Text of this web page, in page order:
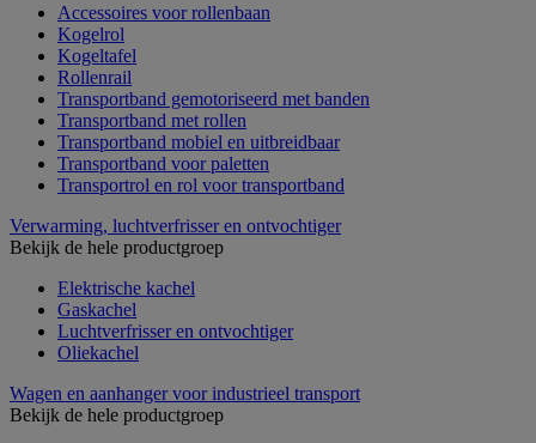
Accessoires voor rollenbaan
Kogelrol
Kogeltafel
Rollenrail
Transportband gemotoriseerd met banden
Transportband met rollen
Transportband mobiel en uitbreidbaar
Transportband voor paletten
Transportrol en rol voor transportband
Verwarming, luchtverfrisser en ontvochtiger
Bekijk de hele productgroep
Elektrische kachel
Gaskachel
Luchtverfrisser en ontvochtiger
Oliekachel
Wagen en aanhanger voor industrieel transport
Bekijk de hele productgroep